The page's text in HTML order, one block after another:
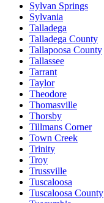
Sylvan Springs
Sylvania
Talladega
Talladega County
Tallapoosa County
Tallassee
Tarrant
Taylor
Theodore
Thomasville
Thorsby
Tillmans Corner
Town Creek
Trinity
Troy
Trussville
Tuscaloosa
Tuscaloosa County